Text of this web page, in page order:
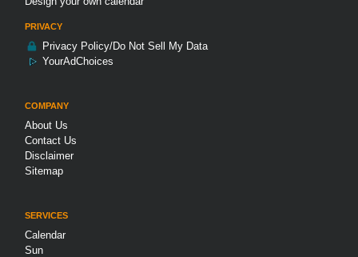
PRIVACY
Privacy Policy/Do Not Sell My Data
YourAdChoices
COMPANY
About Us
Contact Us
Disclaimer
Sitemap
SERVICES
Calendar
Sun